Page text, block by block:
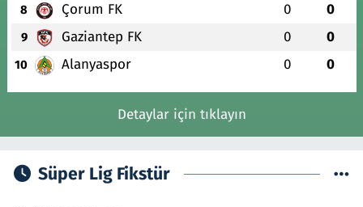
8 Çorum FK 0 0
9 Gaziantep FK 0 0
10 Alanyaspor 0 0
Detaylar için tıklayın
Süper Lig Fikstür